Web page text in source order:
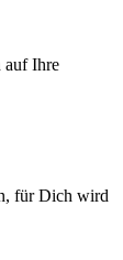
auf Ihre
für Dich wird